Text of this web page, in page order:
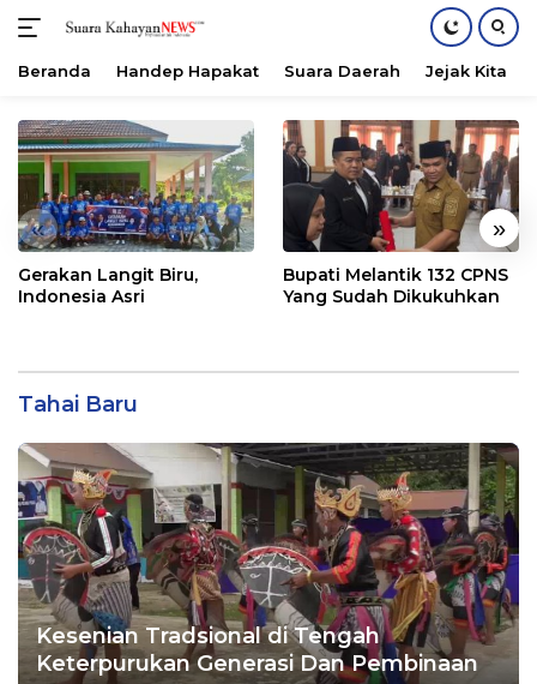
konten
Beranda Handep Hapakat Suara Daerah Jejak Kita
« »
Gerakan Langit Biru,
Indonesia Asri
Bupati Melantik 132 CPNS
Yang Sudah Dikukuhkan
Tahai Baru
Kesenian Tradsional di Tengah
Keterpurukan Generasi Dan Pembinaan